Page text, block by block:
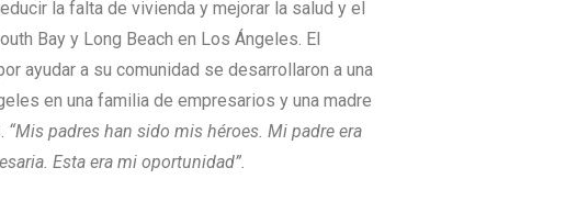
la falta de vivienda y mejorar la salud y el
Bay y Long Beach en Los Ángeles. El
ayudar a su comunidad se desarrollaron a una
en una familia de empresarios y una madre
“Mis padres han sido mis héroes. Mi padre era
Esta era mi oportunidad”.